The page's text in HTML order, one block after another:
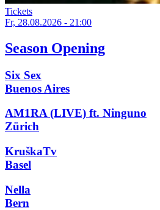
Tickets
Fr, 28.08.2026 - 21:00
Season Opening
Six Sex
Buenos Aires
AM1RA (LIVE) ft. Ninguno
Zürich
KruškaTv
Basel
Nella
Bern